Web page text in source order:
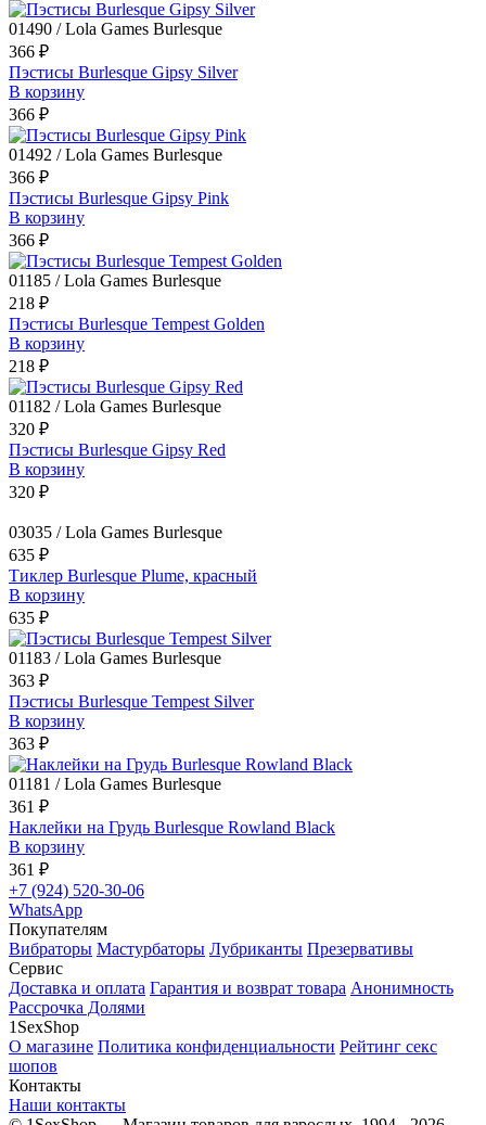
01490 / Lola Games Burlesque
366 ₽
Пэстисы Burlesque Gipsy Silver
В корзину
366 ₽
01492 / Lola Games Burlesque
366 ₽
Пэстисы Burlesque Gipsy Pink
В корзину
366 ₽
01185 / Lola Games Burlesque
218 ₽
Пэстисы Burlesque Tempest Golden
В корзину
218 ₽
01182 / Lola Games Burlesque
320 ₽
Пэстисы Burlesque Gipsy Red
В корзину
320 ₽
03035 / Lola Games Burlesque
635 ₽
Тиклер Burlesque Plume, красный
В корзину
635 ₽
01183 / Lola Games Burlesque
363 ₽
Пэстисы Burlesque Tempest Silver
В корзину
363 ₽
01181 / Lola Games Burlesque
361 ₽
Наклейки на Грудь Burlesque Rowland Black
В корзину
361 ₽
+7 (924) 520-30-06
WhatsApp
Покупателям
Вибраторы Мастурбаторы Лубриканты Презервативы
Сервис
Доставка и оплата Гарантия и возврат товара Анонимность
Рассрочка Долями
1SexShop
О магазине Политика конфиденциальности Рейтинг секс
шопов
Контакты
Наши контакты